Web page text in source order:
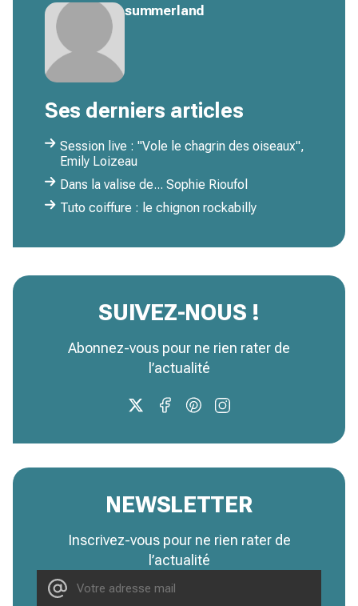
summerland
Ses derniers articles
Session live : "Vole le chagrin des oiseaux",
Emily Loizeau
Dans la valise de... Sophie Rioufol
Tuto coiffure : le chignon rockabilly
SUIVEZ-NOUS !
Abonnez-vous pour ne rien rater de
l’actualité
NEWSLETTER
Inscrivez-vous pour ne rien rater de
l’actualité